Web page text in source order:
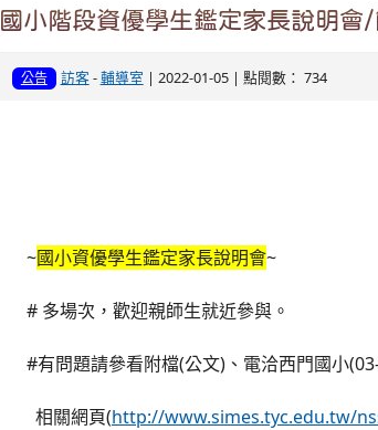
國小階段資優學生鑑定家長說明會
公告 訪客-輔導室 | 2022-01-05 | 點閱數： 734
~國小資優學生鑑定家長說明會~
# 多場次，歡迎親師生就近參與。
#有問題請參看附檔(公文)、電洽西門國小
相關網頁(http://www.simes.tyc.edu.tw/